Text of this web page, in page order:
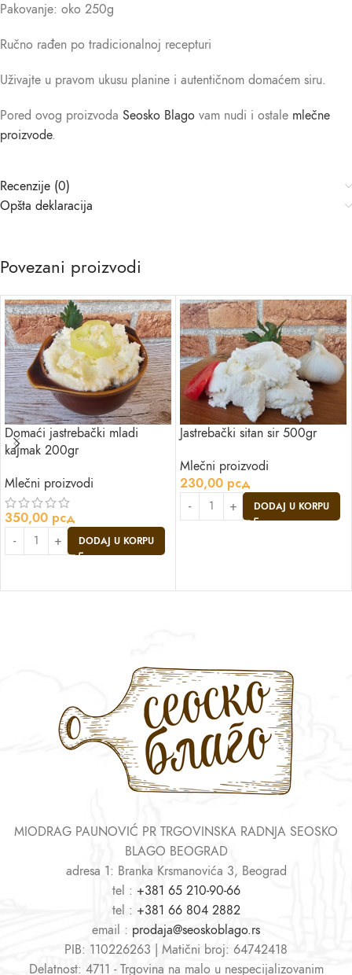
Pakovanje: oko 250g
Ručno rađen po tradicionalnoj recepturi
Uživajte u pravom ukusu planine i autentičnom domaćem siru.
Pored ovog proizvoda Seosko Blago vam nudi i ostale mlečne
proizvode.
Recenzije (0)
Opšta deklaracija
Povezani proizvodi
Domaći jastrebački mladi
kajmak 200gr
Mlečni proizvodi
350,00 рсд
DODAJ U KORPU
Jastrebački sitan sir 500gr
Mlečni proizvodi
230,00 рсд
DODAJ U KORPU
MIODRAG PAUNOVIĆ PR TRGOVINSKA RADNJA SEOSKO
BLAGO BEOGRAD
adresa 1: Branka Krsmanovića 3, Beograd
tel : +381 65 210-90-66
tel : +381 66 804 2882
email : prodaja@seoskoblago.rs
PIB: 110226263 | Matični broj: 64742418
Delatnost: 4711 - Trgovina na malo u nespecijalizovanim